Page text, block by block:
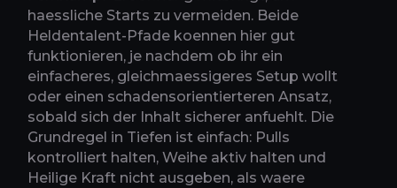
haessliche Starts zu vermeiden. Beide
Heldentalent-Pfade koennen hier gut
funktionieren, je nachdem ob ihr ein
einfacheres, gleichmaessigeres Setup wollt
oder einen schadensorientierteren Ansatz,
sobald sich der Inhalt sicherer anfuehlt. Die
Grundregel in Tiefen ist einfach: Pulls
kontrolliert halten, Weihe aktiv halten und
Heilige Kraft nicht ausgeben, als waere